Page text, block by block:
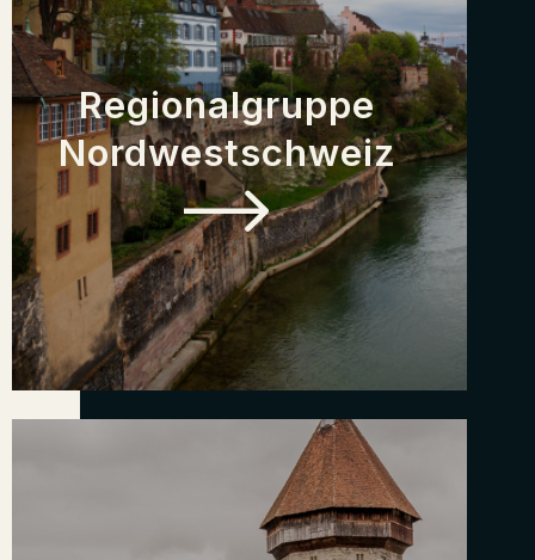
Regionalgruppe
Nordwestschweiz